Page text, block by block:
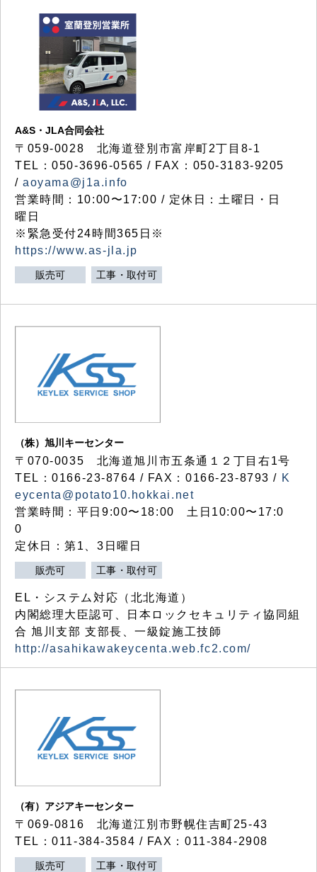
A&S・JLA合同会社
〒 059-0028 北海道登別市富岸町2丁目 8-1
TEL：050-3696-0565 / FAX：050-3183-9205
/aoyama@j1a.info
営業時間：10:00〜17:00 / 定休日：土曜日・日
曜日
※緊急受付24時間365日※
https://www.as-jla.jp
販売可 工事・取付可
（株）旭川キーセンター
〒070-0035 北海道旭川市五条通１２丁目右1号
TEL：0166-23-8764 / FAX：0166-23-8793 / K
eycenta@potato10.hokkai.net
営業時間：平日9:00〜18:00 土日10:00〜17:0
0
定休日：第1、3日曜日
販売可 工事・取付可
EL・システム対応（北北海道）
内閣総理大臣認可、日本ロックセキュリティ協同組
合 旭川支部 支部長、一級錠施工技師
http://asahikawakeycenta.web.fc2.com/
（有）アジアキーセンター
〒069-0816 北海道江別市野幌住吉町25-43
TEL：011-384-3584 / FAX：011-384-2908
販売可 工事・取付可